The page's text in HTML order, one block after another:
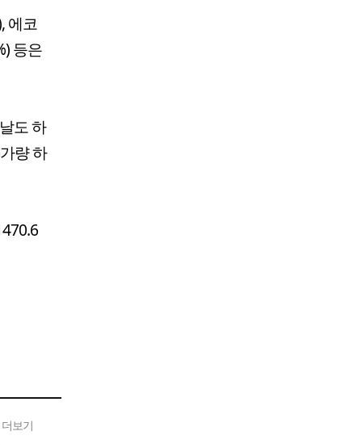
에코
등은
도 하
량 하
보기